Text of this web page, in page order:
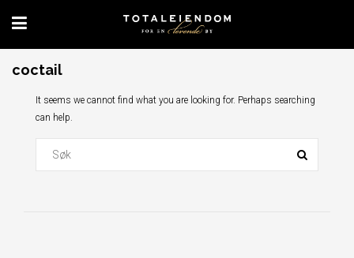
coctail
It seems we cannot find what you are looking for. Perhaps searching
can help.